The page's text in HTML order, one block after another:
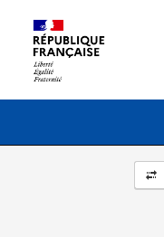
Menu principal